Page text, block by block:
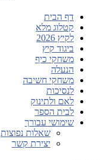
דף הבית
קטלוג מלא
לקיץ 2026
ביגוד קיץ
משחקי כיף
הנעלה
משחקי חשיבה
לנסיכות
לאם ולתינוק
לבית הספר
שימושי עבורך
שאלות נפוצות
יצירת קשר